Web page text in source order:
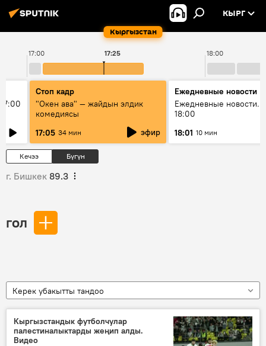
Кыргызстан
КЫРГ
17:00 18:00
17:25
Стоп кадр
"Окен ава" — жайдын элдик
комедиясы
17:05 34 мин эфир
Ежедневные новости
Ежедневные новости.
18:00
18:01 10 мин
Кечээ Бүгүн
г. Бишкек 89.3
гол
Керек убакытты тандоо
Кыргызстандык футболчулар
палестиналыктарды жеңип алды.
Видео